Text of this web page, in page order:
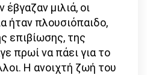
μιλιά, οι
ήταν πλουσιόπαιδο,
επιβίωσης, της
πρωί να πάει για το
Η ανοιχτή ζωή του